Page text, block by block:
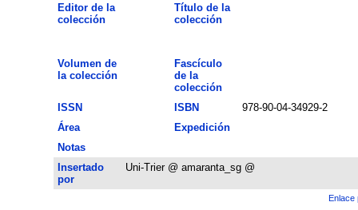
Editor de la
colección
Título de la
colección
Volumen de
la colección
Fascículo
de la
colección
ISSN
ISBN
978-90-04-34929-2
Área
Expedición
Notas
Insertado
por
Uni-Trier @ amaranta_sg @
Enlace